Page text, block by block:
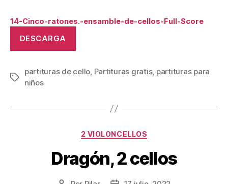
14-Cinco-ratones.-ensamble-de-cellos-Full-Score
DESCARGA
Etiquetas
partituras de cello, Partituras gratis, partituras para
niños
Categorías
2 VIOLONCELLOS
Dragón, 2 cellos